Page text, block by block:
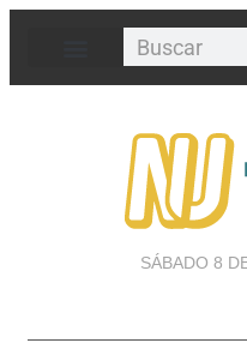
SÁBADO 8